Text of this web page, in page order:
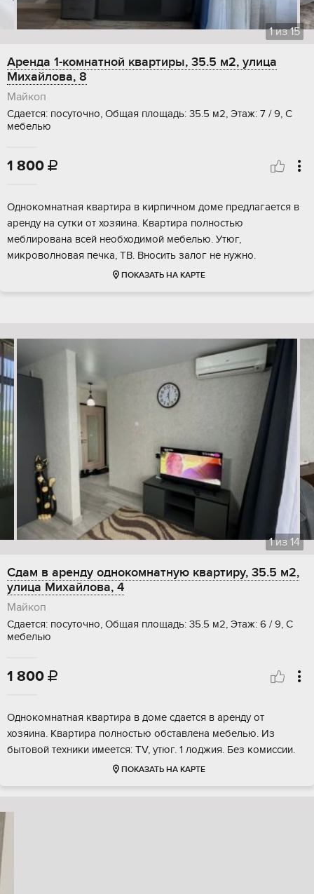
1из15
Аренда 1-комнатной квартиры, 35.5 м2, улица
Михайлова, 8
Майкоп
Сдается: посуточно, Общая площадь: 35.5 м2, Этаж: 7 / 9, С
мебелью
1 800 
Однокомнатная квартира в кирпичном доме предлагается в
аренду на сутки от хозяина. Квартира полностью
меблирована всей необходимой мебелью. Утюг,
микроволновая печка, ТВ. Вносить залог не нужно.
ПОКАЗАТЬ НА КАРТЕ
1из 14
Сдам в аренду однокомнатную квартиру, 35.5 м2,
улица Михайлова, 4
Майкоп
Сдается: посуточно, Общая площадь: 35.5 м2, Этаж: 6 / 9, С
мебелью
1 800 
Однокомнатная квартира в доме сдается в аренду от
хозяина. Квартира полностью обставлена мебелью. Из
бытовой техники имеется: TV, утюг. 1 лоджия. Без комиссии.
ПОКАЗАТЬ НА КАРТЕ